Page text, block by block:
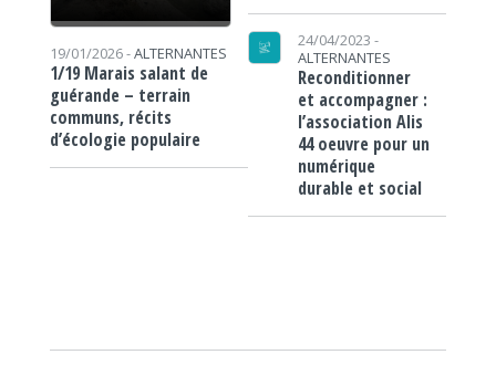
19/01/2026 -ALTERNANTES
1/19 Marais salant de
guérande – terrain
communs, récits
d’écologie populaire
24/04/2023 -
ALTERNANTES
Reconditionner
et accompagner :
l’association Alis
44 oeuvre pour un
numérique
durable et social